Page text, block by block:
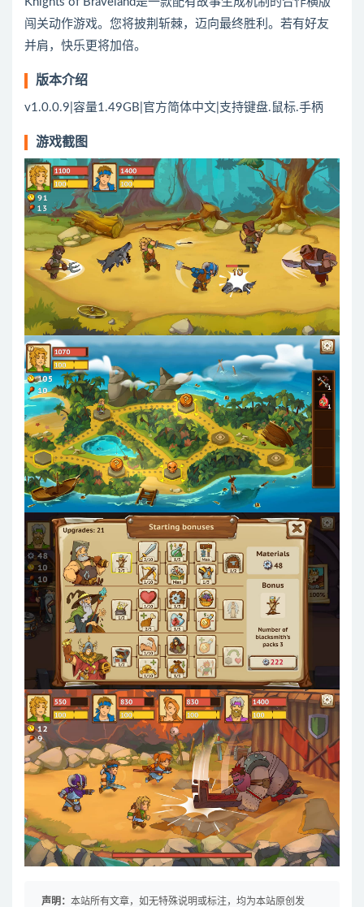
闯关动作游戏。您将披荆斩棘，迈向最终胜利。若有好友
并肩，快乐更将加倍。
版本介绍
v1.0.0.9|容量1.49GB|官方简体中文|支持键盘.鼠标.手柄
游戏截图
声明： 本站所有文章，如无特殊说明或标注，均为本站原创发